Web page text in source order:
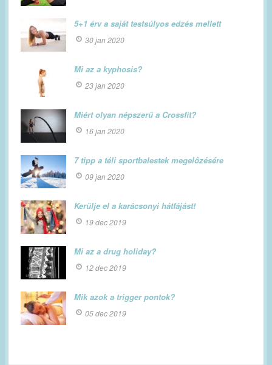
5+1 érv a saját testsúlyos edzés mellett
30 jan 2020
Mi az a kyphosis?
23 jan 2020
Miért olyan népszerű a Crossfit?
16 jan 2020
7 tipp a téli sportbalestek megelőzésére
09 jan 2020
Kerülje el a karácsonyi hátfájást!
19 dec 2019
Mi az a drug holiday?
12 dec 2019
Mik azok a trigger pontok?
05 dec 2019